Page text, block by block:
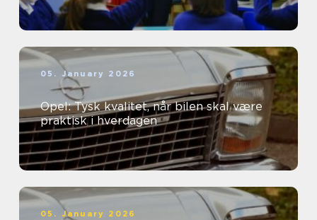
05. January 2026
Opel: Tysk kvalitet, når bilen skal være
praktisk i hverdagen
05. January 2026